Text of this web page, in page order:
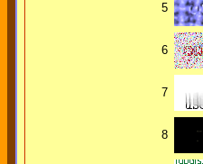
5
6
7
8